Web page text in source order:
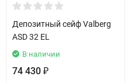
Депозитный сейф Valberg
ASD 32 EL
В наличии
74 430 ₽